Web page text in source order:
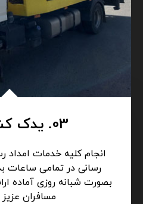
03. یدک کش تهران
انجام کلیه خدمات امداد
رسانی در تمامی ساعات
بصورت شبانه روزی آماده
مسافران